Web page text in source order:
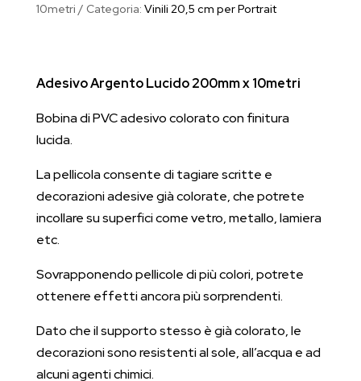
10metri
10metri
Categoria: Vinili 20,5 cm per Portrait
Adesivo Argento Lucido 200mm x 10metri
Bobina di PVC adesivo colorato con finitura
lucida.
La pellicola consente di tagiare scritte e
decorazioni adesive già colorate, che potrete
incollare su superfici come vetro, metallo, lamiera
etc.
Sovrapponendo pellicole di più colori, potrete
ottenere effetti ancora più sorprendenti.
Dato che il supporto stesso è già colorato, le
decorazioni sono resistenti al sole, all’acqua e ad
alcuni agenti chimici.